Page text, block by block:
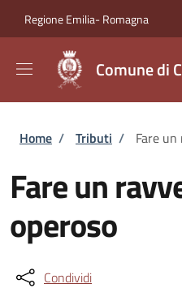
Regione Emilia- Romagna
Comune di
Briciole di
Home / Tributi / Fare
Fare un
operoso
Condividi